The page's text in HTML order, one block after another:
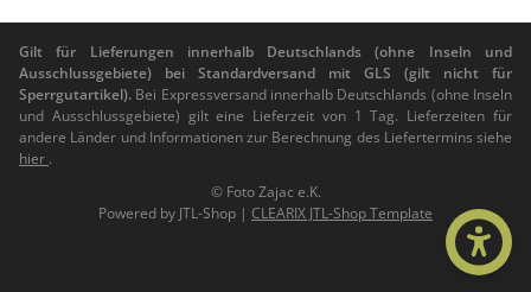
Gilt für Lieferungen innerhalb Deutschlands (ohne Inseln und
Ausschlussgebiete) bei Standardversand mit GLS (gilt nicht für
Sperrgutartikel). Bei Expressversand innerhalb Deutschlands (ohne Inseln
und Ausschlussgebiete) gilt eine Lieferzeit von 1 Tag. Lieferzeiten für
andere Länder und Informationen zur Berechnung des Liefertermins siehe
hier .
© Foto Zajac e.K.
Powered by JTL-Shop | CLEARIX JTL-Shop Template